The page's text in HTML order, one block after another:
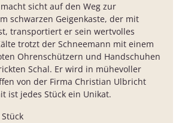
sicht auf den Weg zur
schwarzen Geigenkaste, der mit
transportiert er sein wertvolles
trotzt der Schneemann mit einem
Ohrenschützern und Handschuhen
Schal. Er wird in mühevoller
von der Firma Christian Ulbricht
ist jedes Stück ein Unikat.